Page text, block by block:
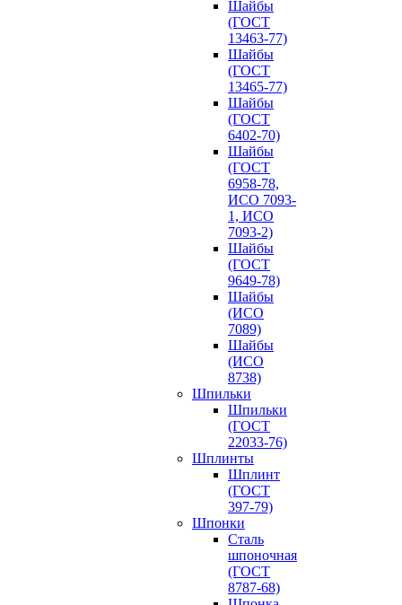
Шайбы
(ГОСТ
13463-77)
Шайбы
(ГОСТ
13465-77)
Шайбы
(ГОСТ
6402-70)
Шайбы
(ГОСТ
6958-78,
ИСО 7093-
1, ИСО
7093-2)
Шайбы
(ГОСТ
9649-78)
Шайбы
(ИСО
7089)
Шайбы
(ИСО
8738)
Шпильки
Шпильки
(ГОСТ
22033-76)
Шплинты
Шплинт
(ГОСТ
397-79)
Шпонки
Сталь
шпоночная
(ГОСТ
8787-68)